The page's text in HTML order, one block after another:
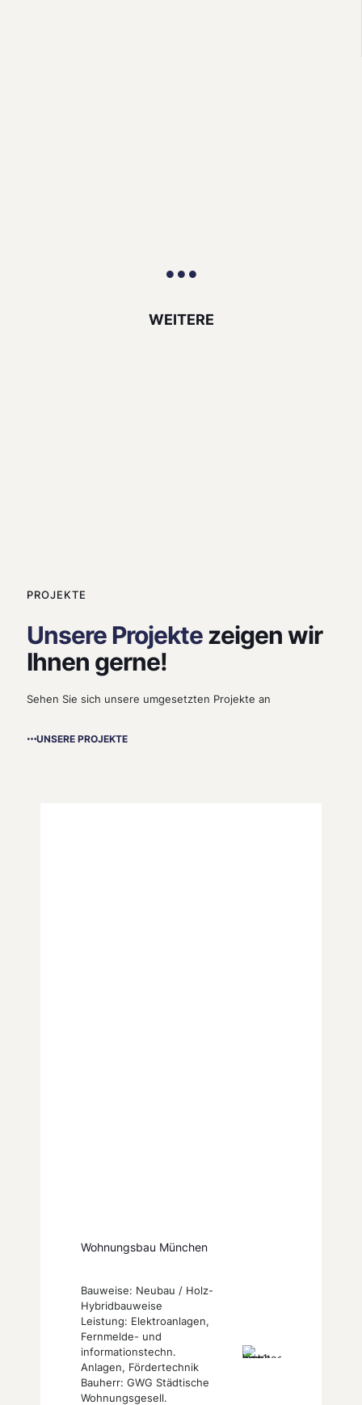
WEITERE
PROJEKTE
Unsere Projektezeigen wir
Ihnen gerne!
Sehen Sie sich unsere umgesetzten Projekte an
UNSERE PROJEKTE
Wohnungsbau München
Bauweise: Neubau / Holz-
Hybridbauweise
Leistung: Elektroanlagen,
Fernmelde- und
informationstechn.
Anlagen, Fördertechnik
Bauherr: GWG Städtische
Wohnungsgesell.